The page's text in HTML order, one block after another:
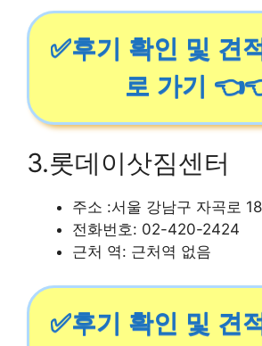
✅후기 확인 및 견
로 가기
3.롯데이삿짐센터
주소 :서울 강남구 자곡로
전화번호: 02-420-2424
근처 역: 근처역 없음
✅후기 확인 및 견